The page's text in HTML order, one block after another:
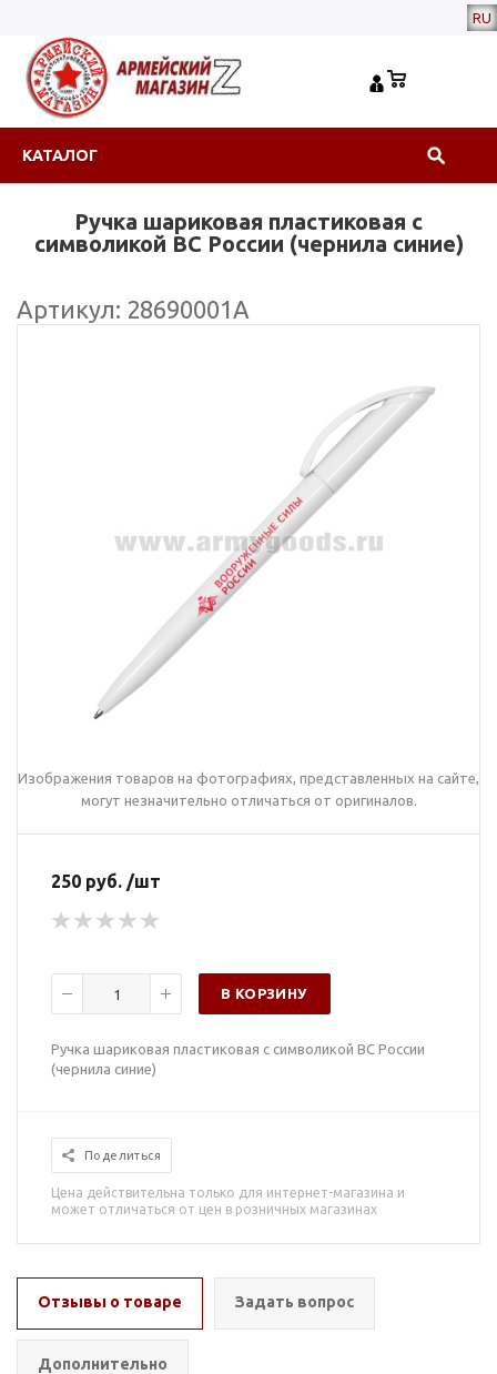
RU
КАТАЛОГ
Ручка шариковая пластиковая с
символикой ВС России (чернила синие)
Артикул: 28690001А
Изображения товаров на фотографиях, представленных на сайте,
могут незначительно отличаться от оригиналов.
250 руб. /шт
В КОРЗИНУ
Ручка шариковая пластиковая с символикой ВС России
(чернила синие)
Поделиться
Цена действительна только для интернет-магазина и
может отличаться от цен в розничных магазинах
Отзывы о товаре Задать вопрос
Дополнительно